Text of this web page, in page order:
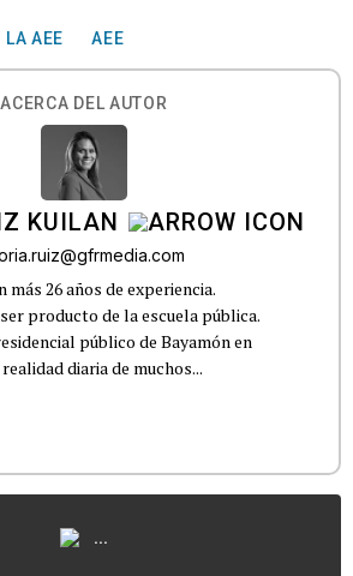
LA AEE AEE
ACERCA DEL AUTOR
KUILAN
más 26 años de experiencia.
producto de la escuela pública.
público de Bayamón en
diaria de muchos...
...